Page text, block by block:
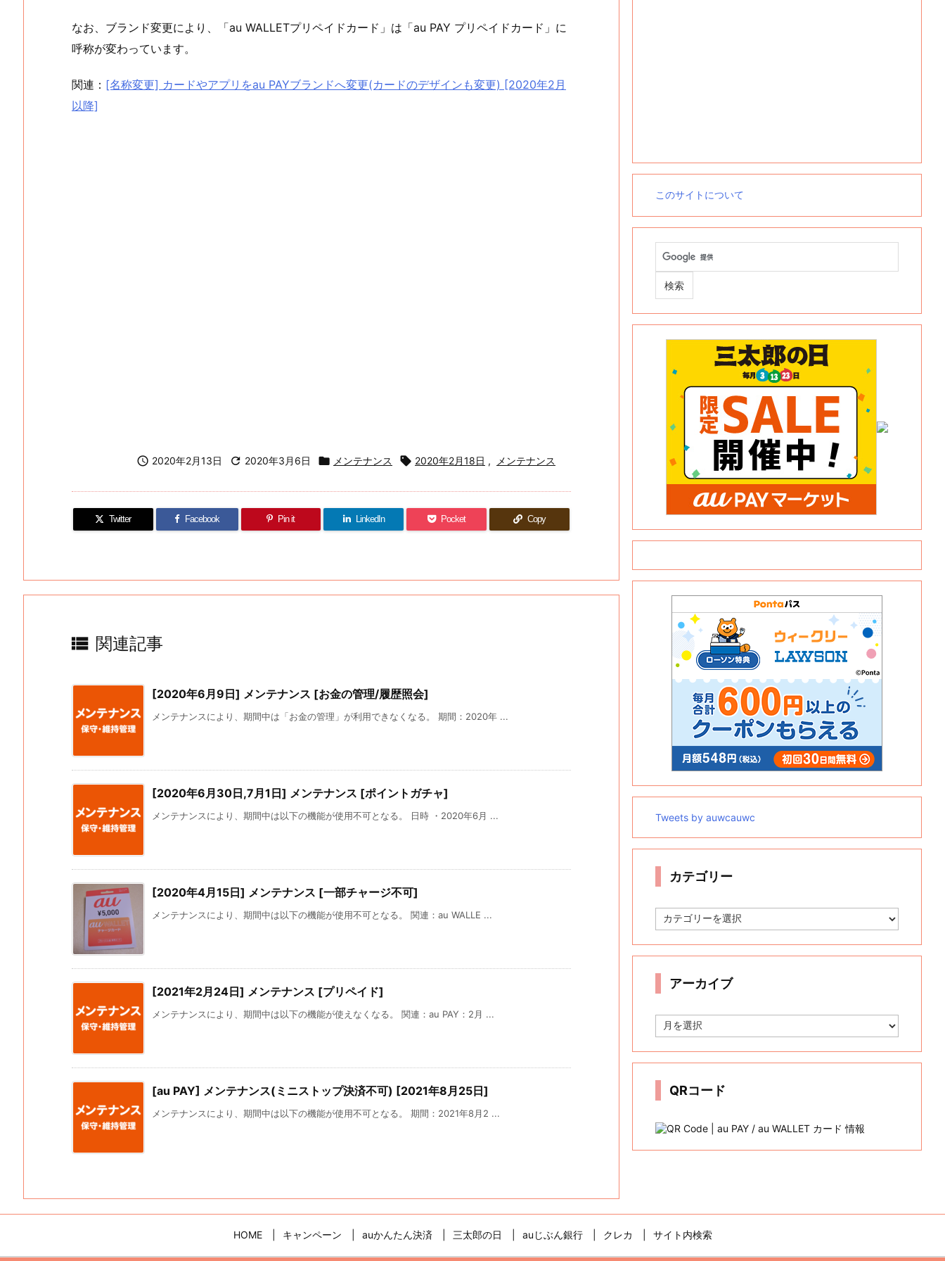
なお、ブランド変更により、「au WALLETプリペイドカード」は「au PAY プリペイドカード」に
呼称が変わっています。
関連： [名称変更] カードやアプリをau PAYブランドへ変更(カードのデザインも変更) [2020年2月
以降]
 2020年2月13日  2020年3月6日  メンテナンス  2020年2月18日 , メンテナンス
Twitter Facebook Pin it LinkedIn Pocket Copy
 関連記事
[2020年6月9日] メンテナンス [お金の管理/履歴照会]
メンテナンスにより、期間中は「お金の管理」が利用できなくなる。 期間：2020年 ...
[2020年6月30日,7月1日] メンテナンス [ポイントガチャ]
メンテナンスにより、期間中は以下の機能が使用不可となる。 日時 ・2020年6月 ...
[2020年4月15日] メンテナンス [一部チャージ不可]
メンテナンスにより、期間中は以下の機能が使用不可となる。 関連：au WALLE ...
[2021年2月24日] メンテナンス [プリペイド]
メンテナンスにより、期間中は以下の機能が使えなくなる。 関連：au PAY：2月 ...
[au PAY] メンテナンス(ミニストップ決済不可) [2021年8月25日]
メンテナンスにより、期間中は以下の機能が使用不可となる。 期間：2021年8月2 ...
このサイトについて
Tweets by auwcauwc
カテゴリー
テ
リ
アーカイブ
ー
イ
QRコード
HOME キャンペーン auかんたん決済 三太郎の日 auじぶん銀行 クレカ サイト内検索